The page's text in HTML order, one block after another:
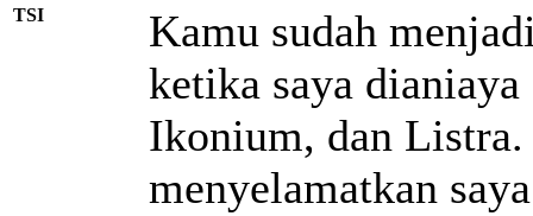
TSI
Kamu sudah
ketika saya
Ikonium, dan Listra.
menyelamatkan